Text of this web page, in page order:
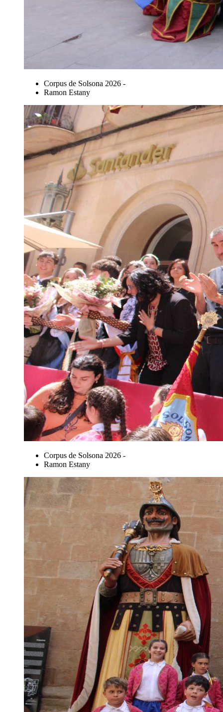
Corpus de Solsona 2026 -
Ramon Estany
Corpus de Solsona 2026 -
Ramon Estany